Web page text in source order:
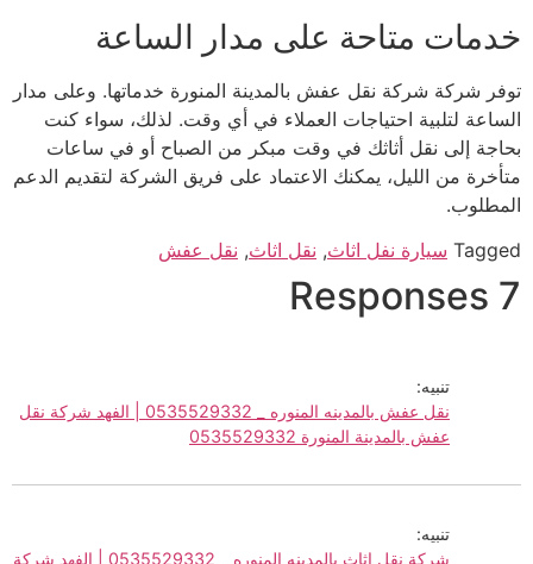
خدمات متاحة على مدار الساعة
توفر شركة شركة نقل عفش بالمدينة المنورة خدماتها. وعلى مدار
الساعة لتلبية احتياجات العملاء في أي وقت. لذلك، سواء كنت
بحاجة إلى نقل أثاثك في وقت مبكر من الصباح أو في ساعات
متأخرة من الليل، يمكنك الاعتماد على فريق الشركة لتقديم الدعم
المطلوب.
Tagged سيارة نفل اثاث, نقل اثاث, نقل عفش
7 Responses
تنبيه:
نقل عفش بالمدينه المنوره _ 0535529332 | الفهد شركة نقل
عفش بالمدينة المنورة 0535529332
تنبيه:
شركة نقل اثاث بالمدينه المنوره _ 0535529332 | الفهد شركة